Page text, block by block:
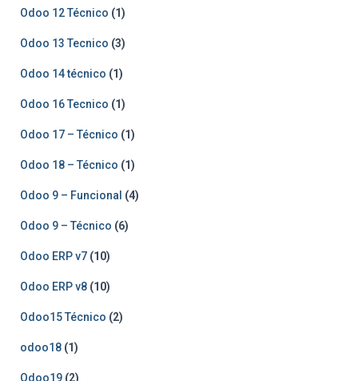
Odoo 12 Técnico (1)
Odoo 13 Tecnico (3)
Odoo 14 técnico (1)
Odoo 16 Tecnico (1)
Odoo 17 – Técnico (1)
Odoo 18 – Técnico (1)
Odoo 9 – Funcional (4)
Odoo 9 – Técnico (6)
Odoo ERP v7 (10)
Odoo ERP v8 (10)
Odoo15 Técnico (2)
odoo18 (1)
Odoo19 (2)